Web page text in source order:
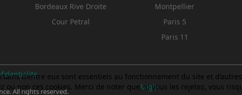
Bordeaux Rive Droite
Cour Petral
Montpellier
Paris 5
Paris 11
All rights reserved. Login
d’entre eux sont essentiels au fonctionnement du site et
ou non ces cookies. Merci de noter que, si vous les rejetez, vous